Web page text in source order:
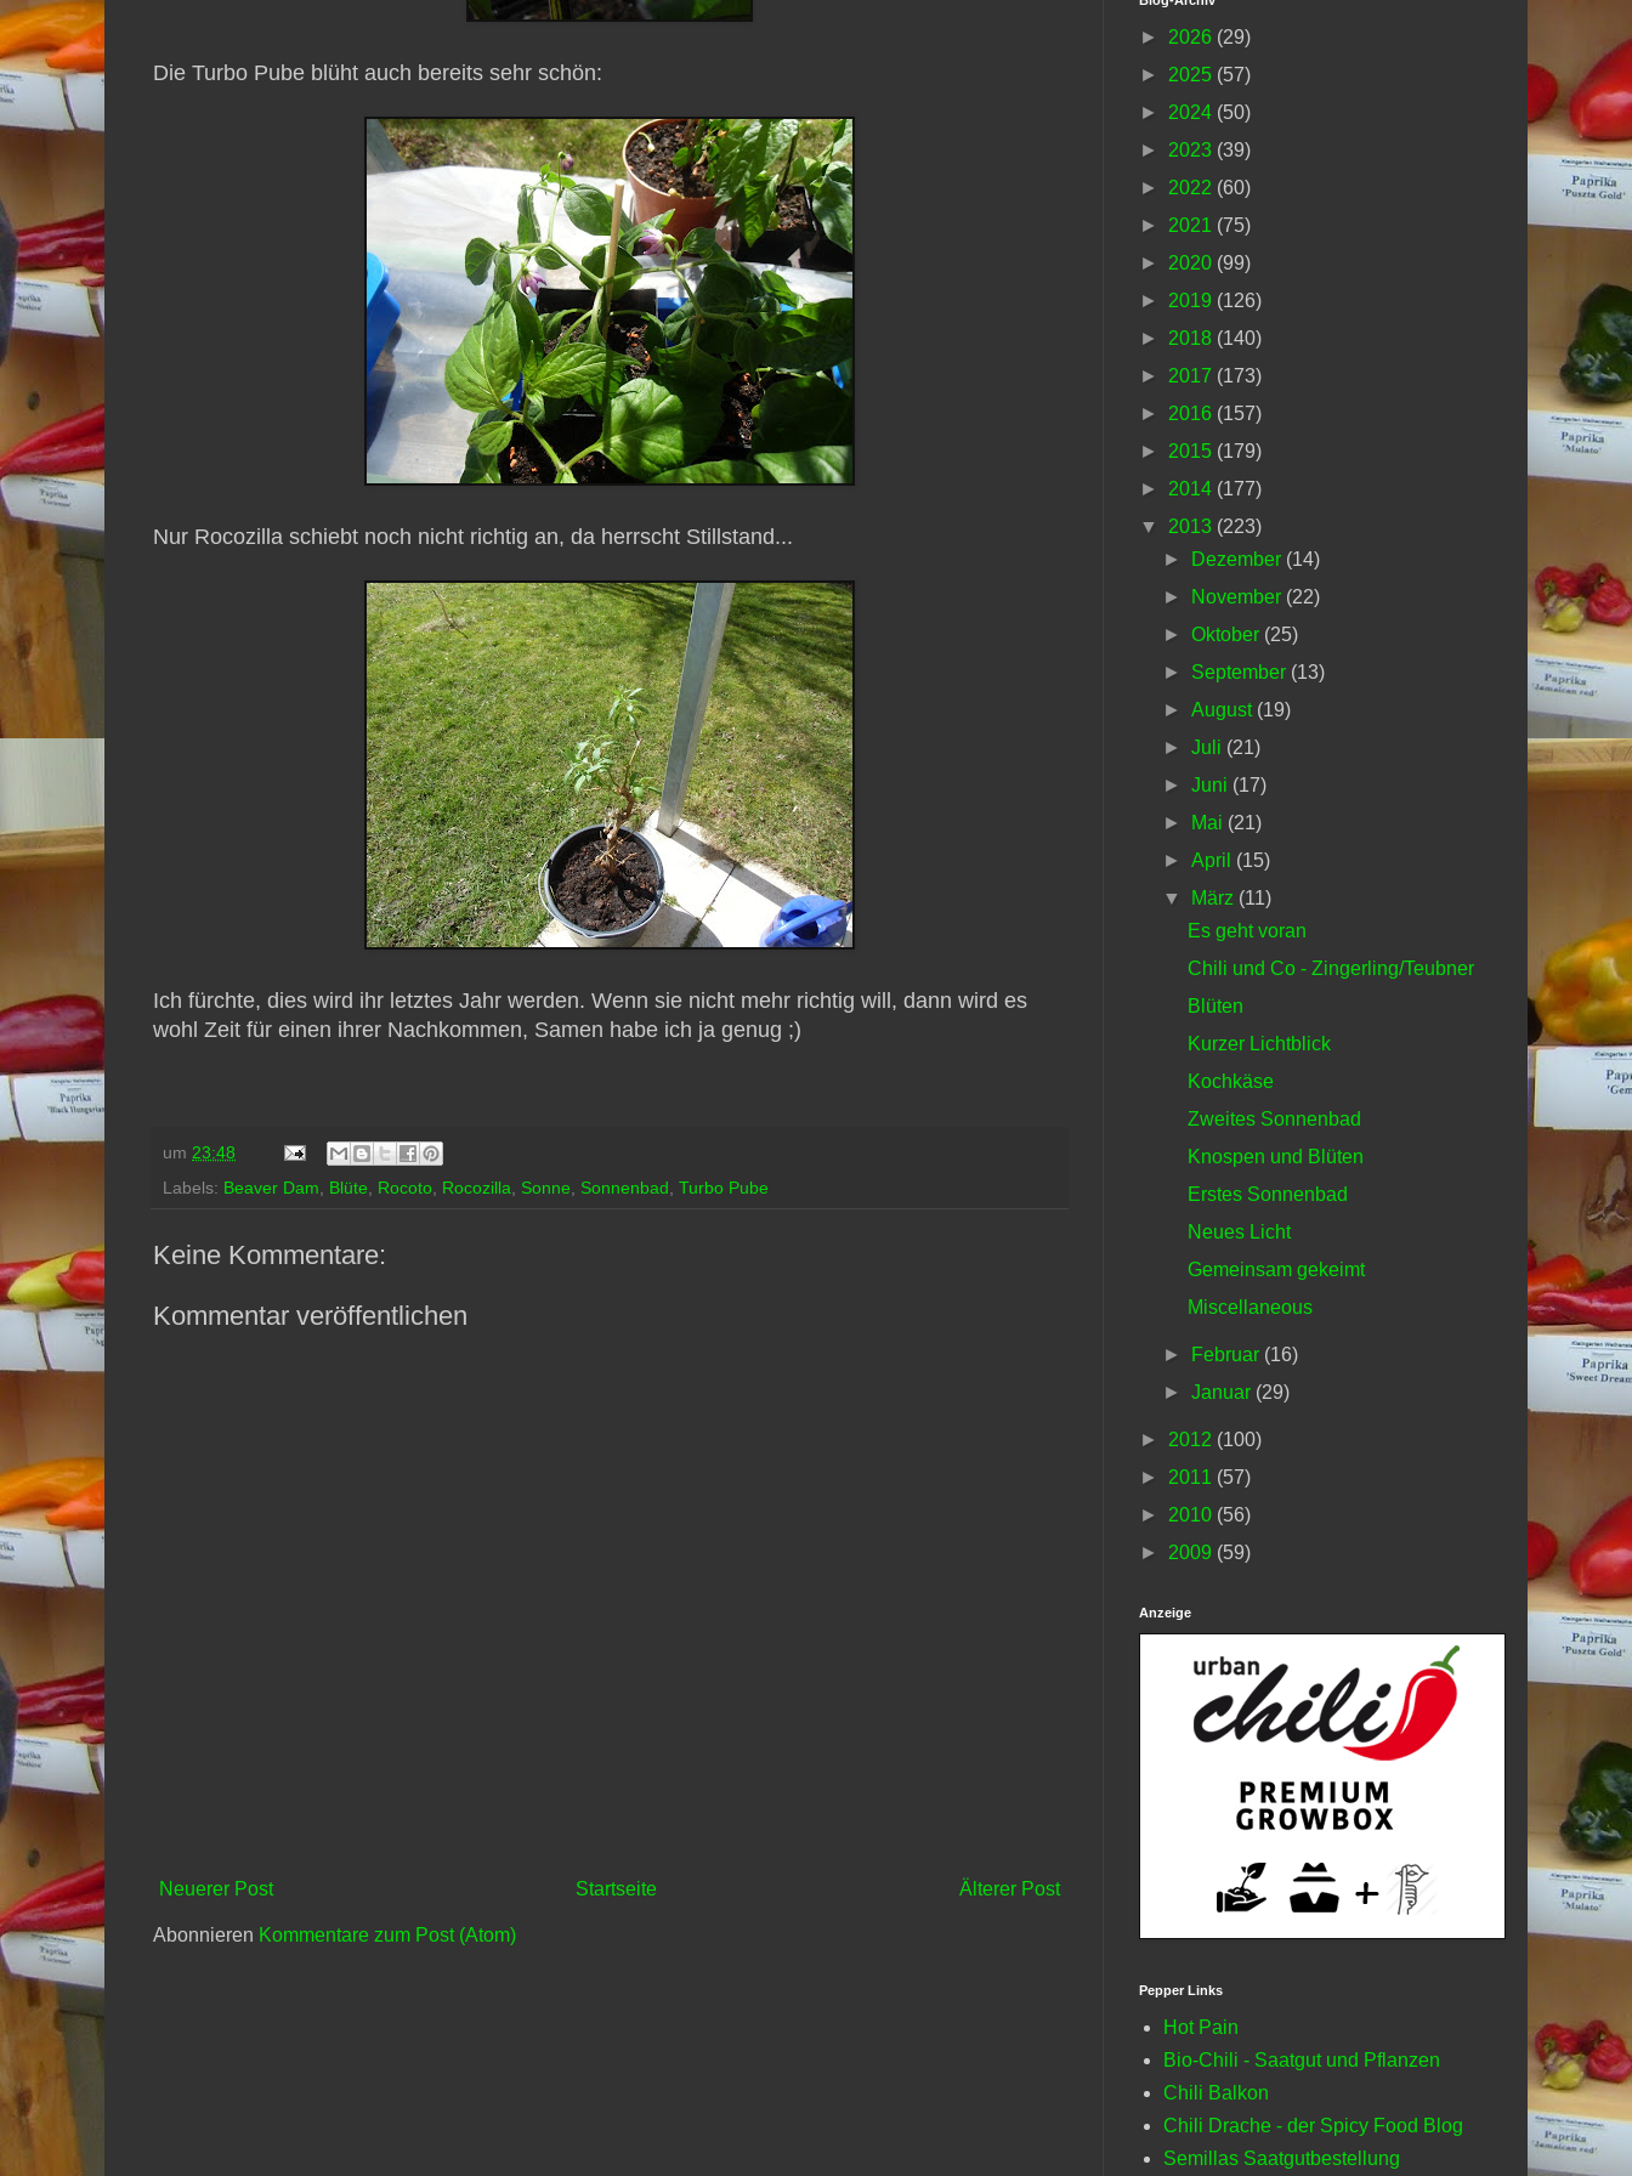
Die Turbo Pube blüht auch bereits sehr schön:
Nur Rocozilla schiebt noch nicht richtig an, da herrscht Stillstand...
Ich fürchte, dies wird ihr letztes Jahr werden. Wenn sie nicht mehr richtig will, dann wird es
wohl Zeit für einen ihrer Nachkommen, Samen habe ich ja genug ;)
um 23:48
Labels: Beaver Dam Blüte Rocoto Rocozilla Sonne Sonnenbad Turbo Pube
Keine Kommentare:
Kommentar veröffentlichen
Neuerer Post Älterer Post
Startseite
Abonnieren Kommentare zum Post (Atom)
► 2026 (29)
► 2025 (57)
► 2024 (50)
► 2023 (39)
► 2022 (60)
► 2021 (75)
► 2020 (99)
► 2019 (126)
► 2018 (140)
► 2017 (173)
► 2016 (157)
► 2015 (179)
► 2014 (177)
▼ 2013 (223)
►
Dezember (14)
►
November (22)
►Oktober (25)
► September (13)
►August (19)
►Juli (21)
►Juni (17)
►
Mai (21)
►April (15)
▼
März (11)
Es geht voran
Chili und Co - Zingerling/Teubner
Blüten
Kurzer Lichtblick
Kochkäse
Zweites Sonnenbad
Knospen und Blüten
Erstes Sonnenbad
Neues Licht
Gemeinsam gekeimt
Miscellaneous
► Februar (16)
►Januar (29)
► 2012 (100)
► 2011 (57)
► 2010 (56)
► 2009 (59)
Anzeige
Pepper Links
Hot Pain
Bio-Chili - Saatgut und Pflanzen
Chili Balkon
Chili Drache - der Spicy Food Blog
Semillas Saatgutbestellung